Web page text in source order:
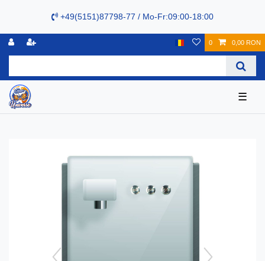
+49(5151)87798-77 / Mo-Fr:09:00-18:00
0 0,00 RON
☰